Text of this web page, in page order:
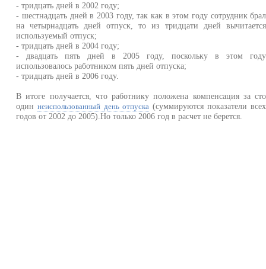
- тридцать дней в 2002 году;
- шестнадцать дней в 2003 году, так как в этом году сотрудник брал
на четырнадцать дней отпуск, то из тридцати дней вычитается
используемый отпуск;
- тридцать дней в 2004 году;
- двадцать пять дней в 2005 году, поскольку в этом году
использовалось работником пять дней отпуска;
- тридцать дней в 2006 году.
В итоге получается, что работнику положена компенсация за сто
одиннеиспользованный день отпуска (суммируются показатели всех
годов от 2002 до 2005).Но только 2006 год в расчет не берется.